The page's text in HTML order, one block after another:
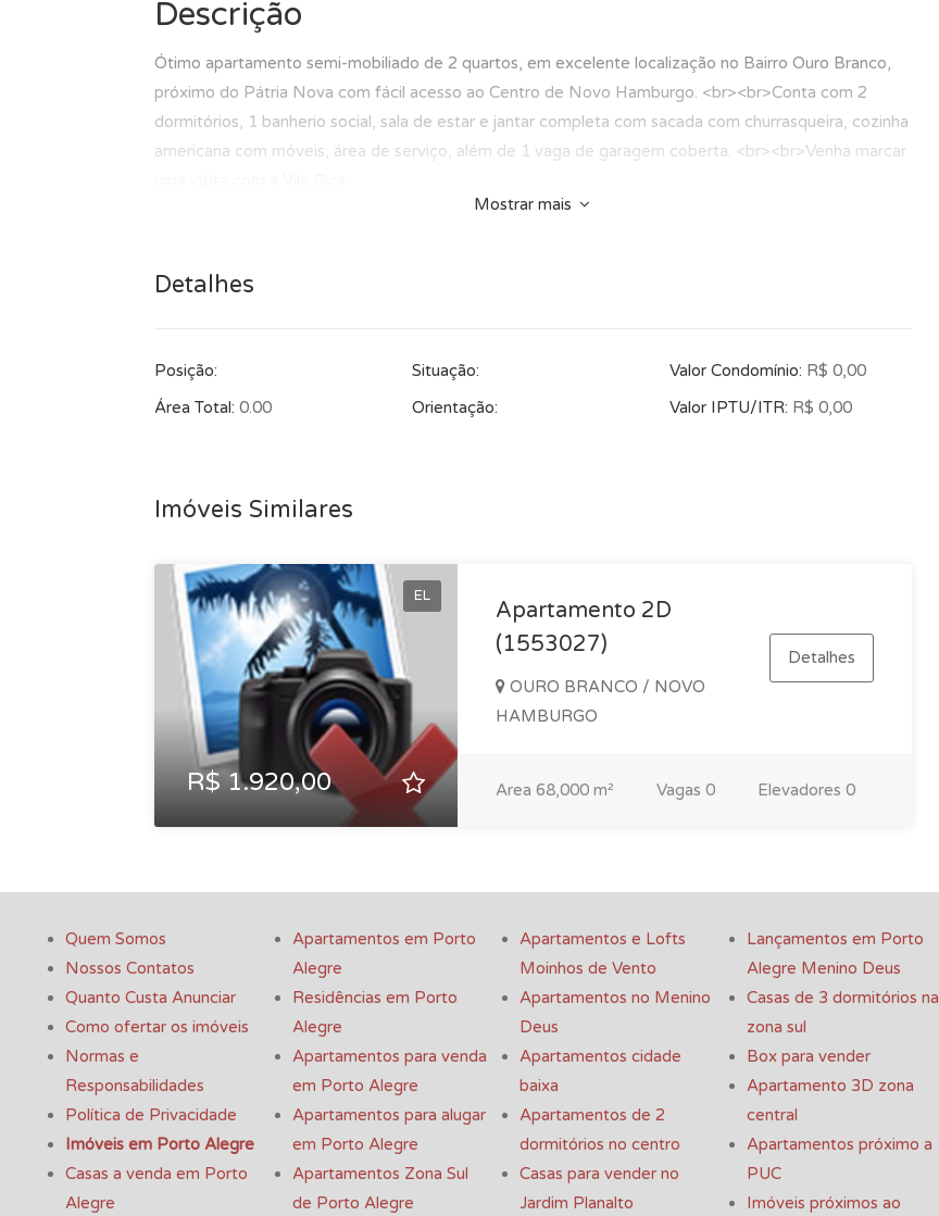
Descrição
Ótimo apartamento semi-mobiliado de 2 quartos, em excelente localização no Bairro Ouro Branco,
próximo do Pátria Nova com fácil acesso ao Centro de Novo Hamburgo. <br><br>Conta com 2
dormitórios, 1 banherio social, sala de estar e jantar completa com sacada com churrasqueira, cozinha
americana com móveis, área de serviço, além de 1 vaga de garagem coberta. <br><br>Venha marcar
Mostrar mais
Detalhes
Posição:
Área Total: 0.00
Situação:
Orientação:
Valor Condomínio: R$ 0,00
Valor IPTU/ITR: R$ 0,00
Imóveis Similares
EL
R$ 1.920,00
Apartamento 2D
(1553027)
OURO BRANCO / NOVO
HAMBURGO
Detalhes
Area 68,000 m² Vagas 0 Elevadores 0
Quem Somos
Nossos Contatos
Quanto Custa Anunciar
Como ofertar os imóveis
Normas e
Responsabilidades
Política de Privacidade
Imóveis em Porto Alegre
Casas a venda em Porto
Alegre
Apartamentos em Porto
Alegre
Residências em Porto
Alegre
Apartamentos para venda
em Porto Alegre
Apartamentos para alugar
em Porto Alegre
Apartamentos Zona Sul
de Porto Alegre
Apartamentos e Lofts
Moinhos de Vento
Apartamentos no Menino
Deus
Apartamentos cidade
baixa
Apartamentos de 2
dormitórios no centro
Casas para vender no
Jardim Planalto
Lançamentos em Porto
Alegre Menino Deus
Casas de 3 dormitórios na
zona sul
Box para vender
Apartamento 3D zona
central
Apartamentos próximo a
PUC
Imóveis próximos ao